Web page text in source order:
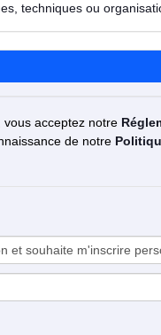
techniques ou
vous acceptez notre
de notre